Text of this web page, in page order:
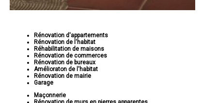
Rénovation d'appartements
Rénovation de l'habitat
Réhabilitation de maisons
Rénovation de commerces
Rénovation de bureaux
Amélioraton de l'habitat
Rénovation de mairie
Garage
Maçonnerie